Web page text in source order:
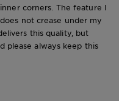
corners. The feature I
not crease under my
this quality, but
please always keep this